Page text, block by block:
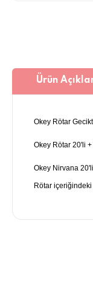
Ürün
Okey Rötar
Okey Rötar 20'li
Okey Nirvana
Rötar